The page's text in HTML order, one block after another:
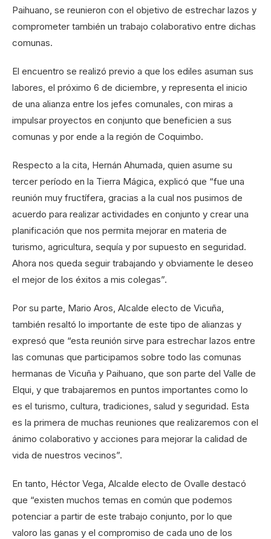
Paihuano, se reunieron con el objetivo de estrechar lazos y
comprometer también un trabajo colaborativo entre dichas
comunas.
El encuentro se realizó previo a que los ediles asuman sus
labores, el próximo 6 de diciembre, y representa el inicio
de una alianza entre los jefes comunales, con miras a
impulsar proyectos en conjunto que beneficien a sus
comunas y por ende a la región de Coquimbo.
Respecto a la cita, Hernán Ahumada, quien asume su
tercer período en la Tierra Mágica, explicó que “fue una
reunión muy fructífera, gracias a la cual nos pusimos de
acuerdo para realizar actividades en conjunto y crear una
planificación que nos permita mejorar en materia de
turismo, agricultura, sequía y por supuesto en seguridad.
Ahora nos queda seguir trabajando y obviamente le deseo
el mejor de los éxitos a mis colegas”.
Por su parte, Mario Aros, Alcalde electo de Vicuña,
también resaltó lo importante de este tipo de alianzas y
expresó que “esta reunión sirve para estrechar lazos entre
las comunas que participamos sobre todo las comunas
hermanas de Vicuña y Paihuano, que son parte del Valle de
Elqui, y que trabajaremos en puntos importantes como lo
es el turismo, cultura, tradiciones, salud y seguridad. Esta
es la primera de muchas reuniones que realizaremos con el
ánimo colaborativo y acciones para mejorar la calidad de
vida de nuestros vecinos”.
En tanto, Héctor Vega, Alcalde electo de Ovalle destacó
que “existen muchos temas en común que podemos
potenciar a partir de este trabajo conjunto, por lo que
valoro las ganas y el compromiso de cada uno de los